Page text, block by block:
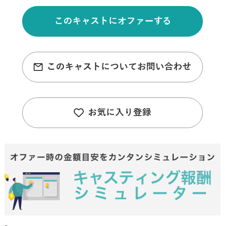
このキャストにオファーする
このキャストについてお問い合わせ
お気に入り登録